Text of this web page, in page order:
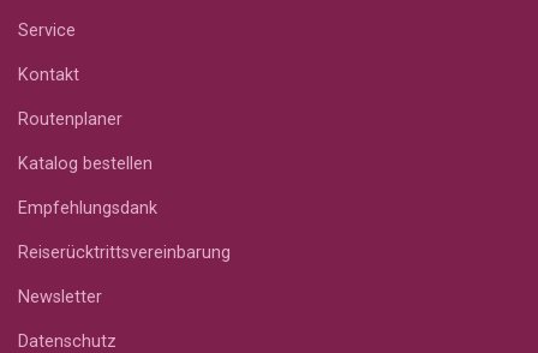
Service
Kontakt
Routenplaner
Katalog bestellen
Empfehlungsdank
Reiserücktrittsvereinbarung
Newsletter
Datenschutz